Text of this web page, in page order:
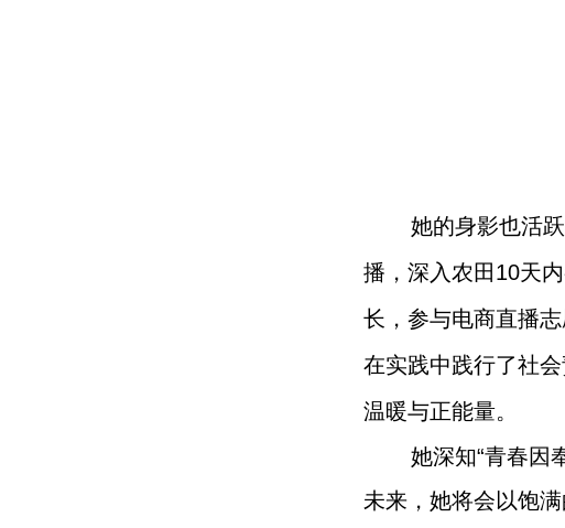
她的身影也活
播，深入农田10天
长，参与电商直播
在实践中践行了社
温暖与正能量。
她深知“青春因
未来，她将会以饱